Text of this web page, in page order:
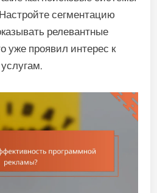
сегментацию
релевантные
уже проявил интерес к